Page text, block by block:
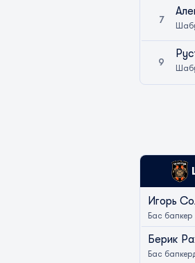
7
9
Игорь
Бас бапкер
Берик
Бас